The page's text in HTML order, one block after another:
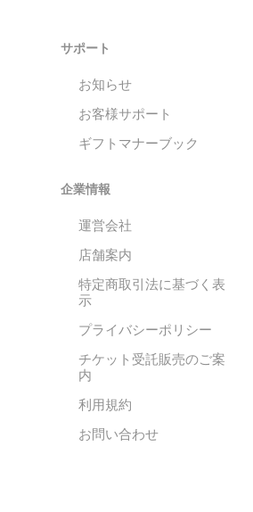
サポート
お知らせ
お客様サポート
ギフトマナーブック
企業情報
運営会社
店舗案内
特定商取引法に基づく表
示
プライバシーポリシー
チケット受託販売のご案
内
利用規約
お問い合わせ